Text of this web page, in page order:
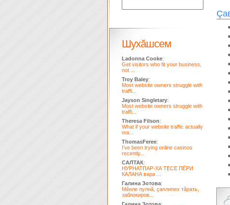
Шухăшсем
Ladonna Cooke:
Get visitors who fit your business,
not ...
Troy Baley:
Most website owners struggle with
traffi...
Jayson Singletary:
Most website owners struggle with
traffi...
Theresa Filson:
What if your website traffic actually
ma...
ThomasFeree:
I've been trying online casinos
recently...
САЛТАК:
НУРНАТПАР-ХА ТЕСЕ ПЁРИ
КАЛАНА вара ...
Галина Зотова:
Мĕнле пулнă, çаплипех тăрать,
заблокиров...